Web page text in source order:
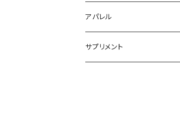
アパレル
Tシャツ
サプリメント